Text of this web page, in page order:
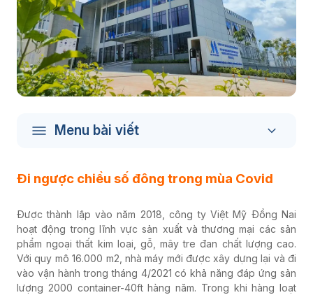
Menu bài viết
Đi ngược chiều số đông trong mùa Covid
Được thành lập vào năm 2018, công ty Việt Mỹ Đồng Nai
hoạt động trong lĩnh vực sản xuất và thương mại các sản
phẩm ngoại thất kim loại, gỗ, mây tre đan chất lượng cao.
Với quy mô 16.000 m2, nhà máy mới được xây dựng lại và đi
vào vận hành trong tháng 4/2021 có khả năng đáp ứng sản
lượng 2000 container-40ft hàng năm. Trong khi hàng loạt